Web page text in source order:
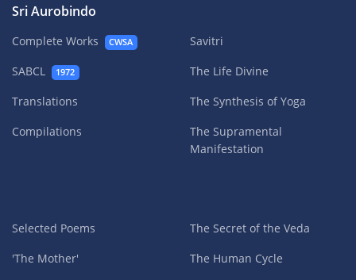
Sri Aurobindo
Complete Works CWSA
SABCL 1972
Translations
Compilations
Savitri
The Life Divine
The Synthesis of Yoga
The Supramental
Manifestation
Selected Poems
'The Mother'
The Secret of the Veda
The Human Cycle